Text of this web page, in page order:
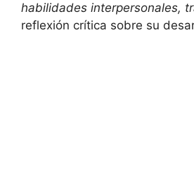
habilidades interpersonales,
reflexión crítica sobre su